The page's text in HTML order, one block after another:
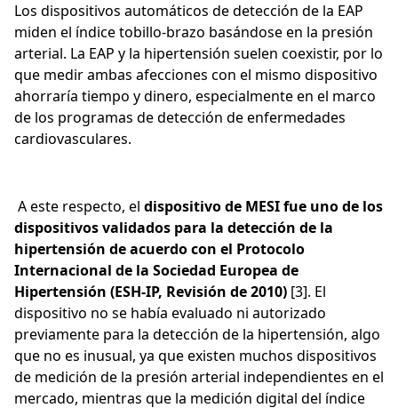
Los dispositivos automáticos de detección de la EAP
miden el índice tobillo-brazo basándose en la presión
arterial. La EAP y la hipertensión suelen coexistir, por lo
que medir ambas afecciones con el mismo dispositivo
ahorraría tiempo y dinero, especialmente en el marco
de los programas de detección de enfermedades
cardiovasculares.
A este respecto, el dispositivo de MESI fue uno de los
dispositivos validados para la detección de la
hipertensión de acuerdo con el Protocolo
Internacional de la Sociedad Europea de
Hipertensión (ESH-IP, Revisión de 2010) [3]. El
dispositivo no se había evaluado ni autorizado
previamente para la detección de la hipertensión, algo
que no es inusual, ya que existen muchos dispositivos
de medición de la presión arterial independientes en el
mercado, mientras que la medición digital del índice